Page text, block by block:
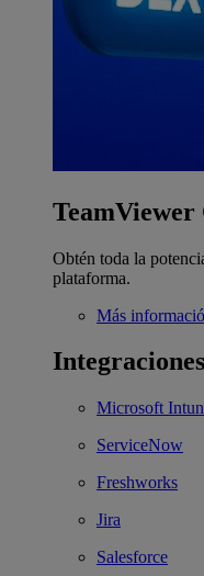
TeamViewer
Obtén toda la
plataforma.
Más
Microsoft
ServiceNow
Freshworks
Jira
Salesforce